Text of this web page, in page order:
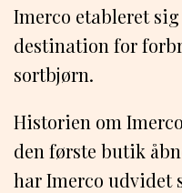
Imerco etableret
destination for
sortbjørn.
Historien om
den første butik
har Imerco udvidet